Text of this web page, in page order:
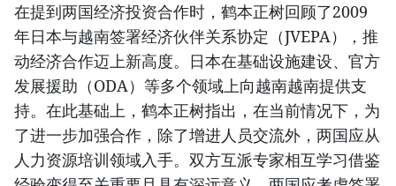
在提到两国经济投资合作时，鹤本正树回顾了2009
年日本与越南签署经济伙伴关系协定（JVEPA），推
动经济合作迈上新高度。日本在基础设施建设、官方
发展援助（ODA）等多个领域上向越南越南提供支
持。在此基础上，鹤本正树指出，在当前情况下，为
了进一步加强合作，除了增进人员交流外，两国应从
人力资源培训领域入手。双方互派专家相互学习借鉴